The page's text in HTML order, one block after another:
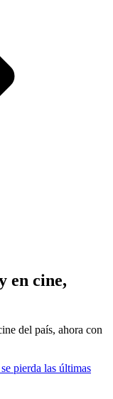
en cine,
del país, ahora con
pierda las últimas